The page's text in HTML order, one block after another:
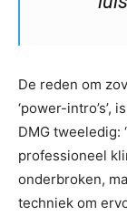
De reden om
‘power-intro’s’,
DMG tweeledig:
professioneel
onderbroken,
techniek om